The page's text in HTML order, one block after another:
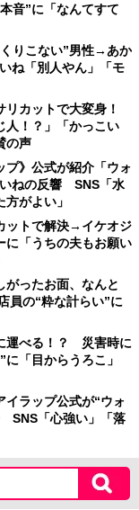
音”に「なんてすて
りこない”男性→あか
ね「別人やん」「モ
リカットで大変身！
人！？」「かっこい
の声
プ》公式が紹介「ウォ
ねの反響 SNS「水
がよい」
ットで解決→イケオジ
「うちの夫もお願い
がったお面、なんと
の“粋な計らい”に
運べる！？ 災害時に
「目からうろこ」
イラップ公式が“ウォ
SNS「心強い」「落